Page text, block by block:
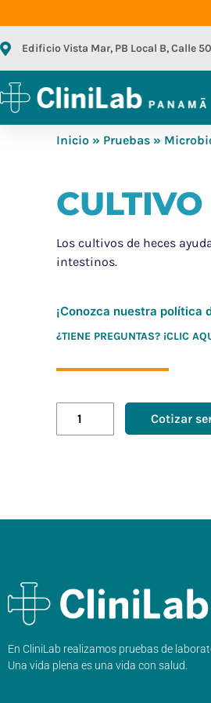
Edificio Vista Mar, PB Local B, Calle 50
Inicio » Pruebas »
Los cultivos de heces
intestinos.
¡Conozca nuestra política
¿TIENE PREGUNTAS? ¡CLIC
Cotizar
En CliniLab realizamos pruebas de
Una vida plena es una vida con salud.